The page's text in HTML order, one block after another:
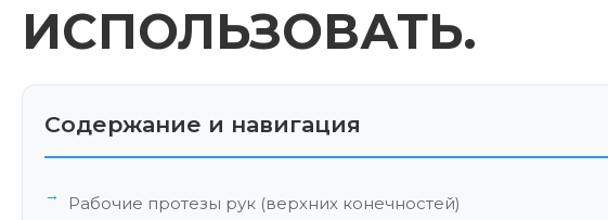
ИСПОЛЬЗОВАТЬ.
Содержание и навигация
Рабочие протезы рук (верхних конечностей)